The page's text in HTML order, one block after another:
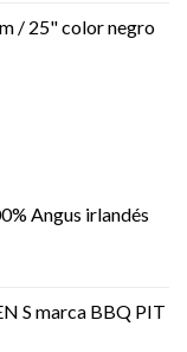
/ 25" color negro
Angus irlandés
S marca BBQ PIT